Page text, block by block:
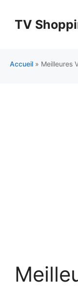
contenu
TV
Accueil » Meilleures